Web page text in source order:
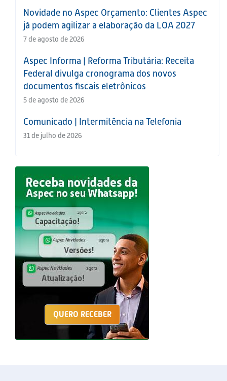
Novidade no Aspec Orçamento: Clientes Aspec
já podem agilizar a elaboração da LOA 2027
7 de agosto de 2026
Aspec Informa | Reforma Tributária: Receita
Federal divulga cronograma dos novos
documentos fiscais eletrônicos
5 de agosto de 2026
Comunicado | Intermitência na Telefonia
31 de julho de 2026
QUERO RECEBER